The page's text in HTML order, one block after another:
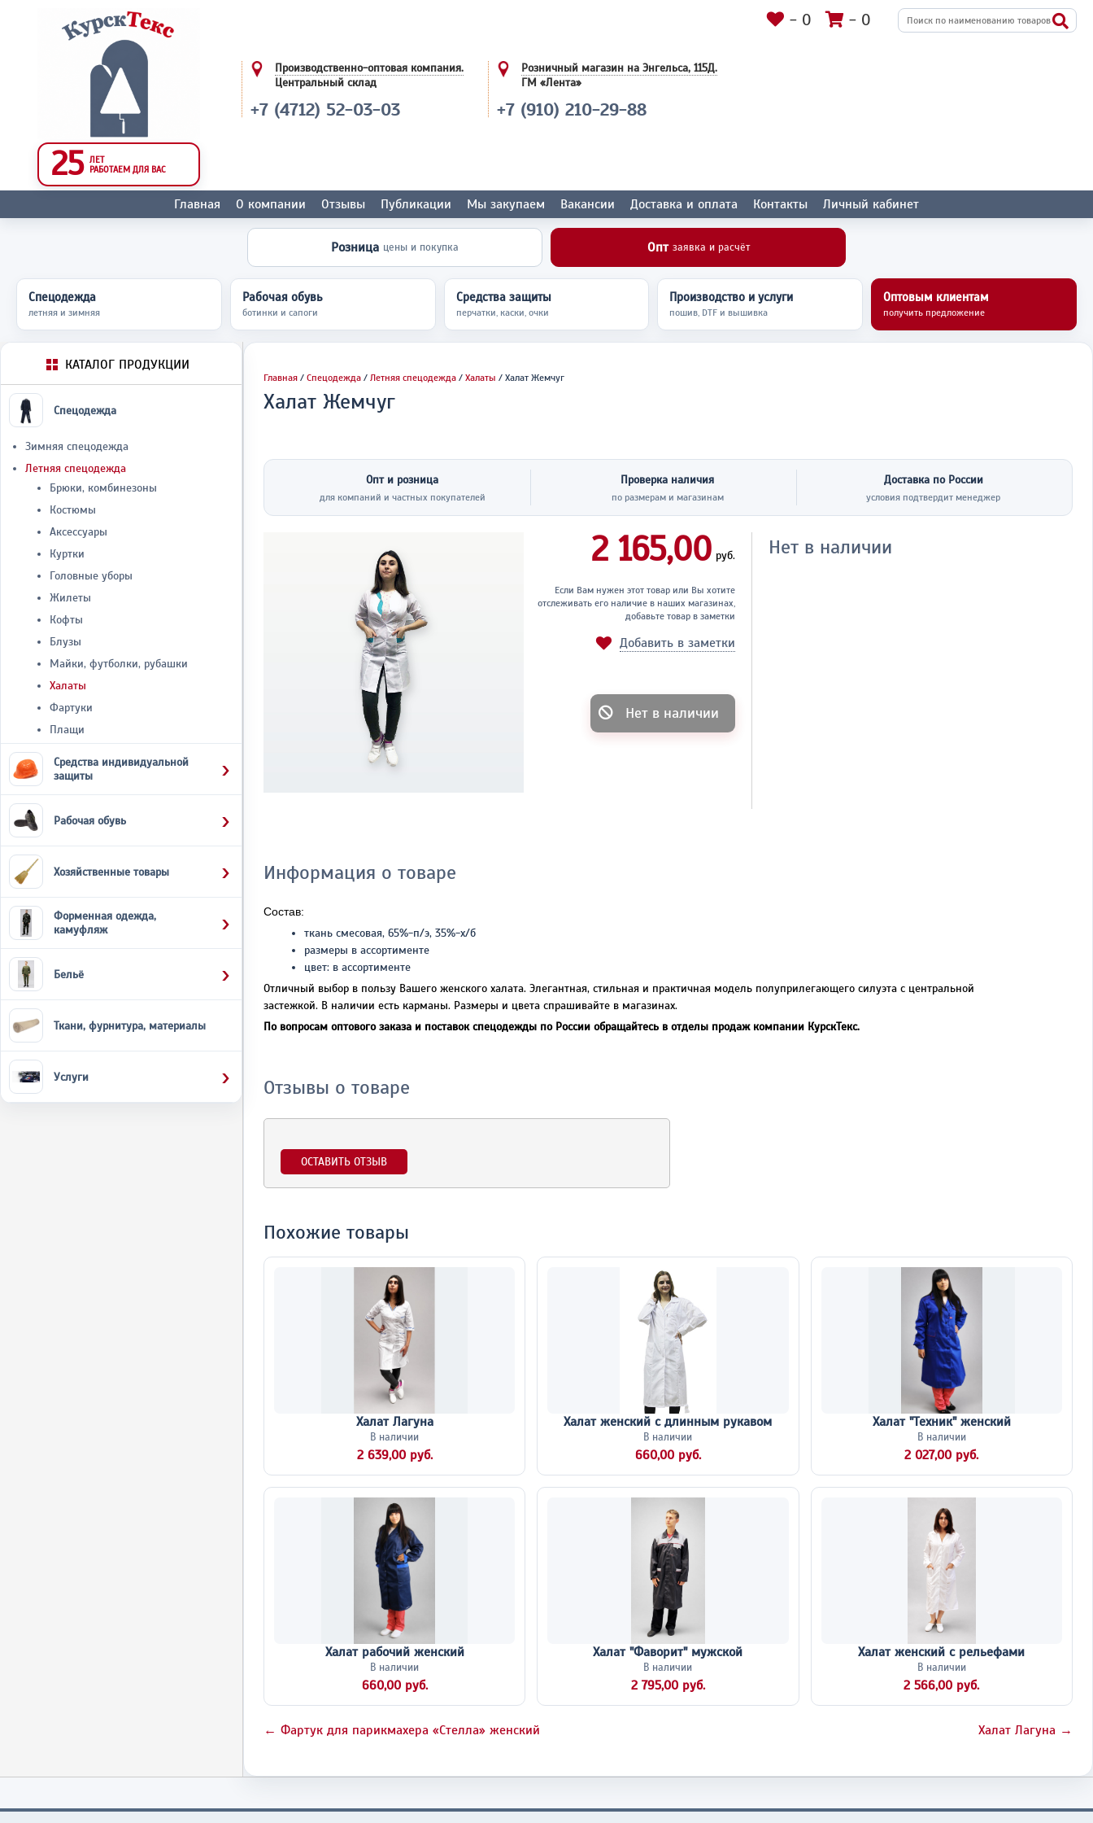
25 ЛЕТ
РАБОТАЕМ ДЛЯ ВАС
Производственно-оптовая компания.
Центральный склад
+7 (4712) 52-03-03
Розничный магазин на Энгельса, 115Д.
ГМ «Лента»
+7 (910) 210-29-88
- 0 - 0
Главная О компании Отзывы Публикации Мы закупаем Вакансии Доставка и оплата Контакты Личный кабинет
Розница цены и покупка Опт заявка и расчёт
Спецодежда
летняя и зимняя
Рабочая обувь
ботинки и сапоги
Средства защиты
перчатки, каски, очки
Производство и услуги
пошив, DTF и вышивка
Оптовым клиентам
получить предложение
КАТАЛОГ ПРОДУКЦИИ
Спецодежда
Зимняя спецодежда
Летняя спецодежда
Брюки, комбинезоны
Костюмы
Аксессуары
Куртки
Головные уборы
Жилеты
Кофты
Блузы
Майки, футболки, рубашки
Халаты
Фартуки
Плащи
Средства индивидуальной
защиты
Рабочая обувь
Хозяйственные товары
Форменная одежда,
камуфляж
Бельё
Ткани, фурнитура, материалы
Услуги
Главная / Спецодежда / Летняя спецодежда / Халаты / Халат Жемчуг
Халат Жемчуг
Опт и розница
для компаний и частных покупателей
Проверка наличия
по размерам и магазинам
Доставка по России
условия подтвердит менеджер
2 165,00 руб.
Если Вам нужен этот товар или Вы хотите
отслеживать его наличие в наших магазинах,
добавьте товар в заметки
Добавить в заметки
Нет в наличии
Нет в наличии
Информация о товаре
Состав:
ткань смесовая, 65%-п/э, 35%-х/б
размеры в ассортименте
цвет: в ассортименте
Отличный выбор в пользу Вашего женского халата. Элегантная, стильная и практичная модель полуприлегающего силуэта с центральной
застежкой. В наличии есть карманы. Размеры и цвета спрашивайте в магазинах.
По вопросам оптового заказа и поставок спецодежды по России обращайтесь в отделы продаж компании КурскТекс.
Отзывы о товаре
ОСТАВИТЬ ОТЗЫВ
Похожие товары
Халат Лагуна
В наличии
2 639,00 руб.
Халат женский с длинным рукавом
В наличии
660,00 руб.
Халат "Техник" женский
В наличии
2 027,00 руб.
Халат рабочий женский
В наличии
660,00 руб.
Халат "Фаворит" мужской
В наличии
2 795,00 руб.
Халат женский с рельефами
В наличии
2 566,00 руб.
← Фартук для парикмахера «Стелла» женский Халат Лагуна →